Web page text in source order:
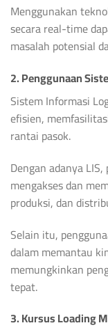
Menggunakan
secara real-time
masalah potensial
2. Penggunaan
Sistem Informasi
efisien,
rantai pasok.
Dengan adanya
mengakses dan
produksi, dan
Selain itu,
dalam memantau
memungkinkan
tepat.
3. Kursus Loading